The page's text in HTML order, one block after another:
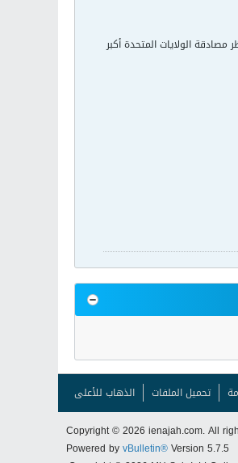
الولايات المتحدة أكبر
تحميل الملفات الذهاب للأعلى
Copyright © 2026 ienajah.com. All
Powered byvBulletin®Version 5.7.5